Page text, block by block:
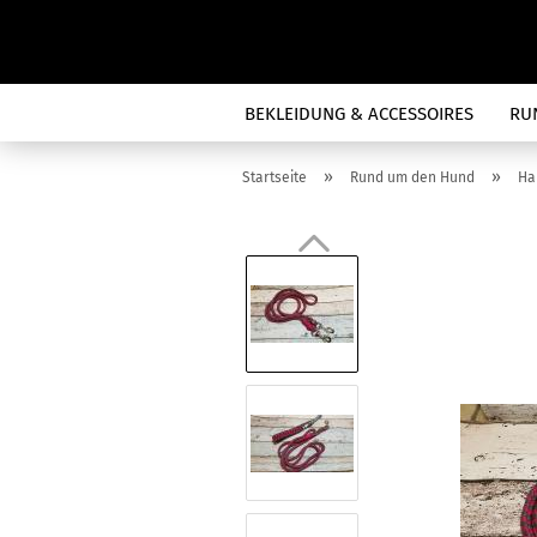
BEKLEIDUNG & ACCESSOIRES
Startseite » Rund um den Hund »